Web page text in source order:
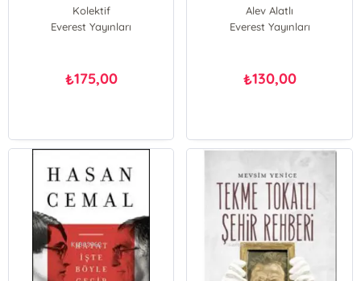
Kolektif
Everest Yayınları
₺175,00
Alev Alatlı
Everest Yayınları
₺130,00